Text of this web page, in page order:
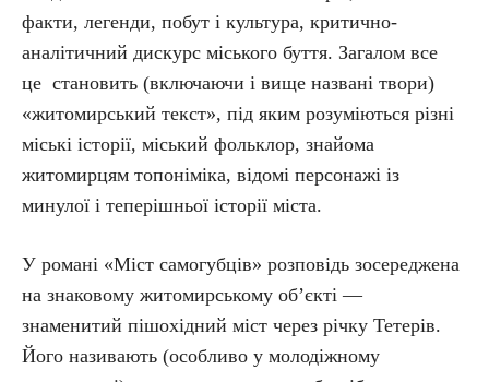
факти, легенди, побут і культура, критично-
аналітичний дискурс міського буття. Загалом все
це становить (включаючи і вище названі твори)
«житомирський текст», під яким розуміються різні
міські історії, міський фольклор, знайома
житомирцям топоніміка, відомі персонажі із
минулої і теперішньої історії міста.
У романі «Міст самогубців» розповідь зосереджена
на знаковому житомирському об’єкті —
знаменитий пішохідний міст через річку Тетерів.
Його називають (особливо у молодіжному